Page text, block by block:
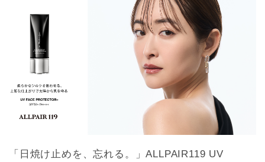
「日焼け止めを、忘れる。」ALLPAIR119 UV